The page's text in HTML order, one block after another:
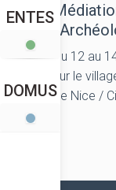
ENTES
DOMUS
Du 12 au
sur le
de Nice /